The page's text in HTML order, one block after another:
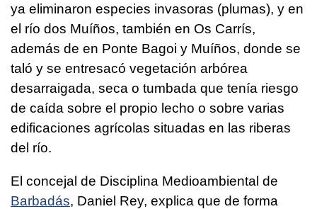
ya eliminaron especies invasoras (plumas), y en
el río dos Muíños, también en Os Carrís,
además de en Ponte Bagoi y Muíños, donde se
taló y se entresacó vegetación arbórea
desarraigada, seca o tumbada que tenía riesgo
de caída sobre el propio lecho o sobre varias
edificaciones agrícolas situadas en las riberas
del río.
El concejal de Disciplina Medioambiental de
Barbadás, Daniel Rey, explica que de forma